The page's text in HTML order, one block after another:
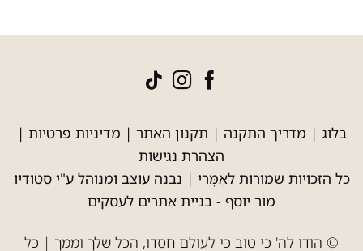
בלוג | מדריך התקנה | תקנון האתר | מדיניות פרטיות |
הצהרת נגישות
כל הזכויות שמורות לאַמָּרִי | נבנה עוצב ומנוהל ע"י סטודיו
מור יוסף - בניית אתרים לעסקים
© הודו לה' כי טוב כי לעולם חסדו, הכל שלך וממך | כל